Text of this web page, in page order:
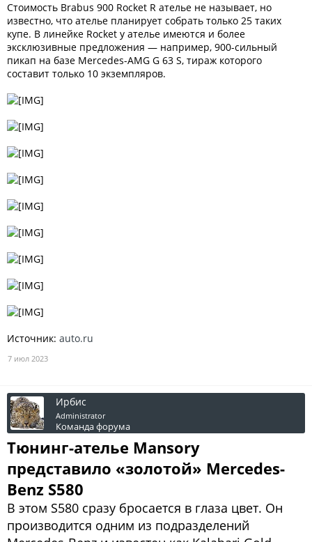
Стоимость Brabus 900 Rocket R ателье не называет, но
известно, что ателье планирует собрать только 25 таких
купе. В линейке Rocket у ателье имеются и более
эксклюзивные предложения — например, 900-сильный
пикап на базе Mercedes-AMG G 63 S, тираж которого
составит только 10 экземпляров.
Источник: auto.ru
7 июл 2023
Ирбис
Administrator
Команда форума
Тюнинг-ателье Mansory
представило «золотой» Mercedes-
Benz S580
В этом S580 сразу бросается в глаза цвет. Он
производится одним из подразделений